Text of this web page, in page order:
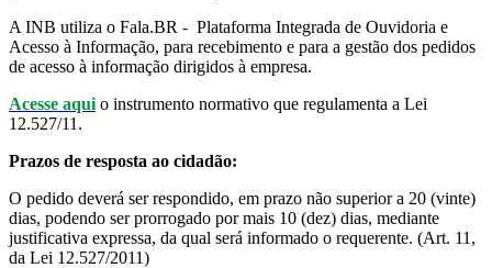
A INB utiliza o Fala.BR - Plataforma Integrada de Ouvidoria e
Acesso à Informação, para recebimento e para a gestão dos pedidos
de acesso à informação dirigidos à empresa.
Acesse aqui o instrumento normativo que regulamenta a Lei
12.527/11.
Prazos de resposta ao cidadão:
O pedido deverá ser respondido, em prazo não superior a 20 (vinte)
dias, podendo ser prorrogado por mais 10 (dez) dias, mediante
justificativa expressa, da qual será informado o requerente. (Art. 11,
da Lei 12.527/2011)